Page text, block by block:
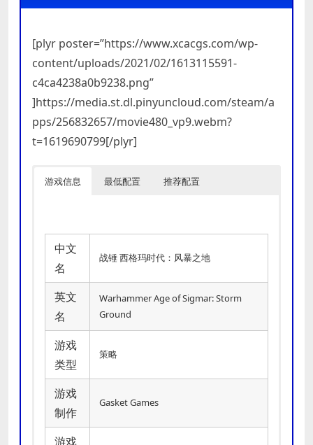
[plyr poster=”https://www.xcacgs.com/wp-
content/uploads/2021/02/1613115591-
c4ca4238a0b9238.png”
]https://media.st.dl.pinyuncloud.com/steam/a
pps/256832657/movie480_vp9.webm?
t=1619690799[/plyr]
游戏信息 最低配置 推荐配置
中文
名
战锤 西格玛时代：风暴之地
英文
名
Warhammer Age of Sigmar: Storm
Ground
游戏
类型
策略
游戏
制作
Gasket Games
游戏